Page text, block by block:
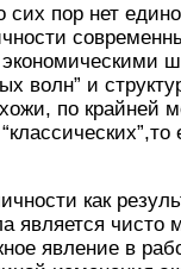
пор нет
волн” и
по крайней
как
является
явление в